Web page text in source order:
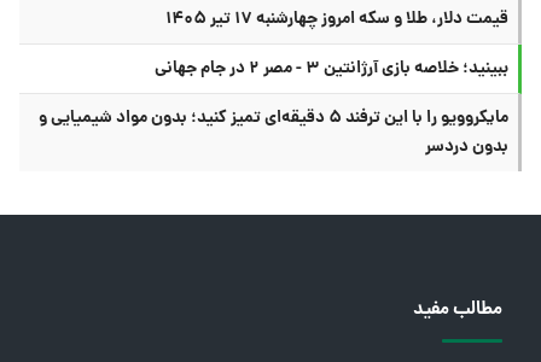
قیمت دلار، طلا و سکه امروز چهارشنبه ۱۷ تیر ۱۴۰۵
ببینید؛ خلاصه بازی آرژانتین ۳ - مصر ۲ در جام جهانی
مایکروویو را با این ترفند ۵ دقیقه‌ای تمیز کنید؛ بدون مواد شیمیایی و
بدون دردسر
مطالب مفید